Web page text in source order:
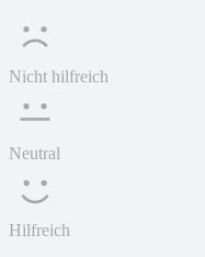
Nicht hilfreich
Neutral
Hilfreich